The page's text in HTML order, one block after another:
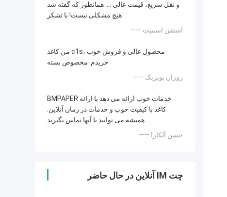
و نقل سریع، قیمت عالی .... همانطور که گفته شد
هیچ مشکلی نیست! با تشکر
—— استفن اسمیت
من کاغذ c1s، محصول عالی و فروش خوب
خریدم. مخصوص بسته
—— زوران بویزیک
BMPAPER خدمات خوب ارائه می دهد با ارائه
کاغذ با کیفیت خوب و خدمات در زمان آنلاین.
همیشه می توانید با آنها تماس بگیرید.
—— حسن آلکارا
چت IM آنلاین در حال حاضر